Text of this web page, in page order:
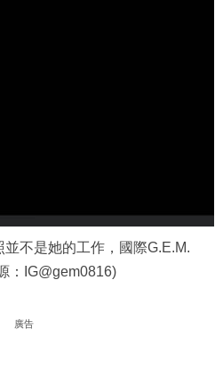
不是她的工作，國際G.E.M.
：IG@gem0816)
廣告